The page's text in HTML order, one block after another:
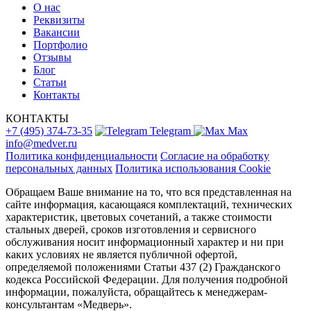
О нас
Реквизиты
Вакансии
Портфолио
Отзывы
Блог
Статьи
Контакты
КОНТАКТЫ
+7 (495) 374-73-35
Telegram
Max
info@medver.ru
Политика конфиденциальности Согласие на обработку
персональных данных Политика использования Cookie
Обращаем Ваше внимание на то, что вся представленная на
сайте информация, касающаяся комплектаций, технических
характеристик, цветовых сочетаний, а также стоимости
стальных дверей, сроков изготовления и сервисного
обслуживания носит информационный характер и ни при
каких условиях не является публичной офертой,
определяемой положениями Статьи 437 (2) Гражданского
кодекса Российской Федерации. Для получения подробной
информации, пожалуйста, обращайтесь к менеджерам-
консультантам «Медверь».